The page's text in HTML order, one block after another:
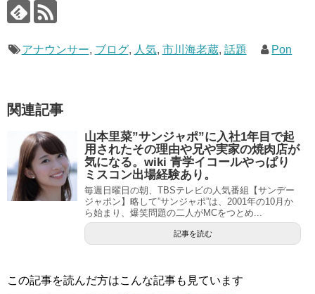
アナウンサー, ブログ, 人気, 市川海老蔵, 話題 Pon
関連記事
山本里菜”サンジャポ”に入社1年目で起
用されたその理由や兄や実家の焼肉店が
気になる。wiki 青学イコールやっぱり
ミスコン出場経験あり。
毎週日曜日の朝、TBSテレビの人気番組【サンデー
ジャポン】略して”サンジャポ”は、2001年の10月か
ら始まり、爆笑問題の二人がMCをつとめ...
記事を読む
この記事を読んだ方はこんな記事も見ています